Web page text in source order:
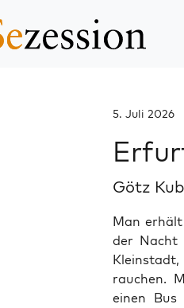
5. Juli 2026
Götz
Man
der Nacht
rauchen.
einen